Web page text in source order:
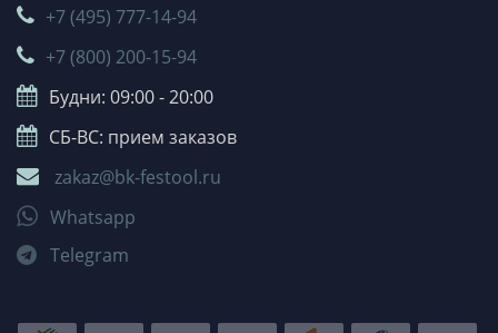
+7 (495) 777-14-94
+7 (800) 200-15-94
Будни: 09:00 - 20:00
СБ-ВС: прием заказов
zakaz@bk-festool.ru
Whatsapp
Telegram